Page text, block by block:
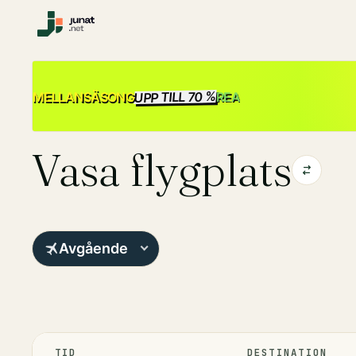
MELLANSÄSONGUPP TILL 70 %REA
Vasa flygplats
Avgående
TID DESTINATION